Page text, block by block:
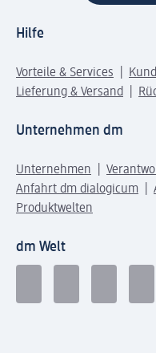
Hilfe
Vorteile & Services
Lieferung & Versand
Unternehmen dm
Unternehmen
Anfahrt dm dialogicum
Produktwelten
dm Welt